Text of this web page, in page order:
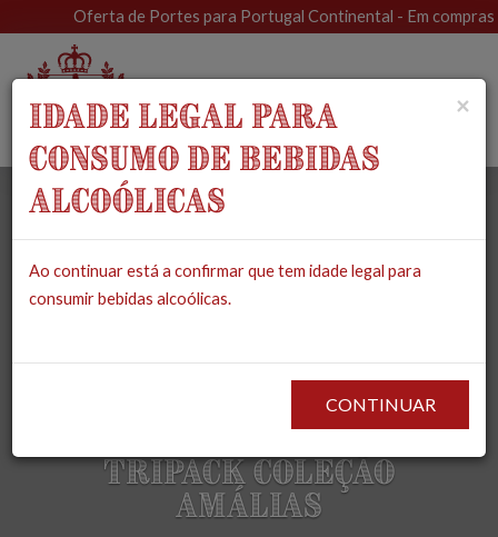
Oferta de Portes para Portugal Continental - Em compras
Tripack Coleção
Amálias
×
IDADE LEGAL PARA
CONSUMO DE BEBIDAS
ALCOÓLICAS
Ao continuar está a confirmar que tem idade legal para
consumir bebidas alcoólicas.
CONTINUAR